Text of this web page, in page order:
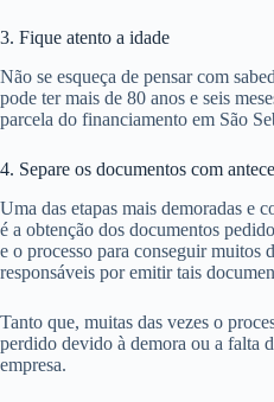
3. Fique atento a idade
Não se esqueça de pensar com
pode ter mais de 80 anos e seis
parcela do financiamento em São
4. Separe os documentos com
Uma das etapas mais demoradas e
é a obtenção dos documentos
e o processo para conseguir muitos
responsáveis por emitir tais
Tanto que, muitas das vezes o
perdido devido à demora ou a falta
empresa.